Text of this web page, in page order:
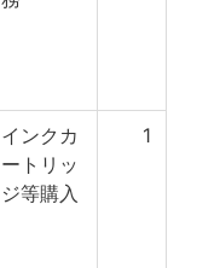
インクカ
ートリッ
ジ等購入
1